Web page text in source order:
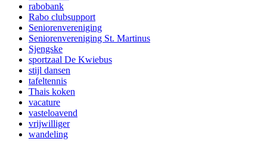
rabobank
Rabo clubsupport
Seniorenvereniging
Seniorenvereniging St. Martinus
Sjengske
sportzaal De Kwiebus
stijl dansen
tafeltennis
Thais koken
vacature
vasteloavend
vrijwilliger
wandeling